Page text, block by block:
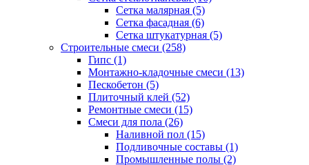
Сетка малярная (5)
Сетка фасадная (6)
Сетка штукатурная (5)
Строительные смеси (258)
Гипс (1)
Монтажно-кладочные смеси (13)
Пескобетон (5)
Плиточный клей (52)
Ремонтные смеси (15)
Смеси для пола (26)
Наливной пол (15)
Подливочные составы (1)
Промышленные полы (2)